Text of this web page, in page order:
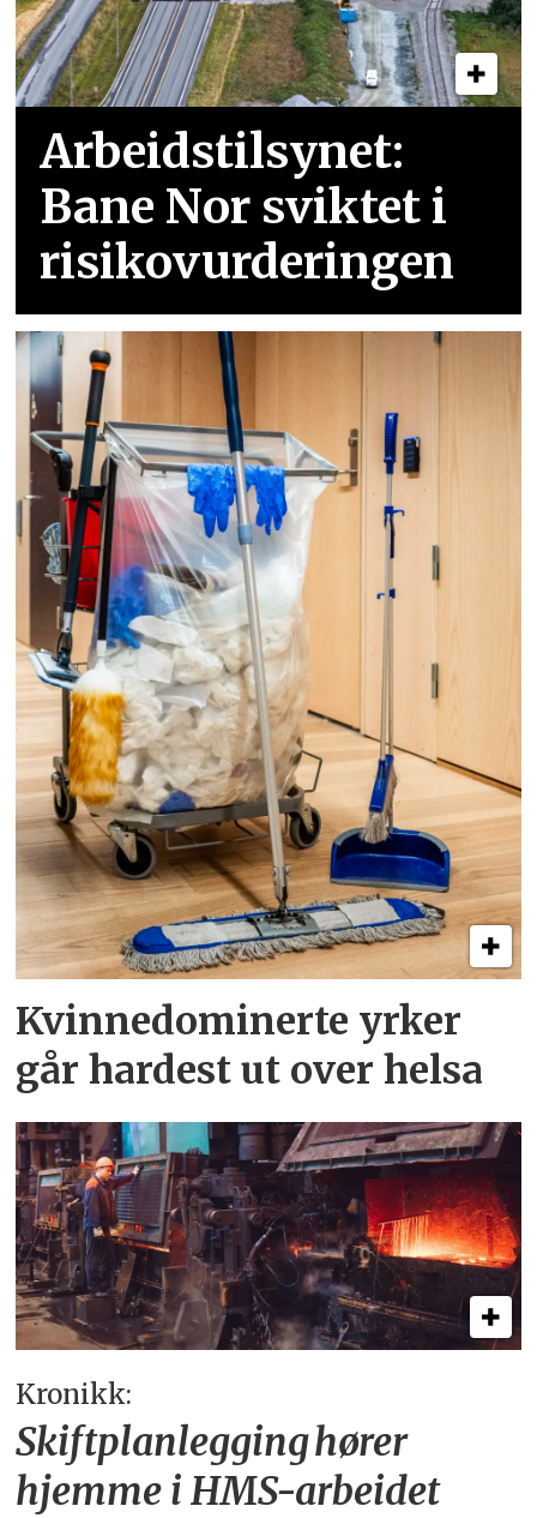
Arbeidstilsynet:
Bane Nor sviktet i
risikovurderingen
Kvinnedominerte yrker
går hardest ut over helsa
Kronikk:
Skiftplanlegging hører
hjemme i HMS-arbeidet